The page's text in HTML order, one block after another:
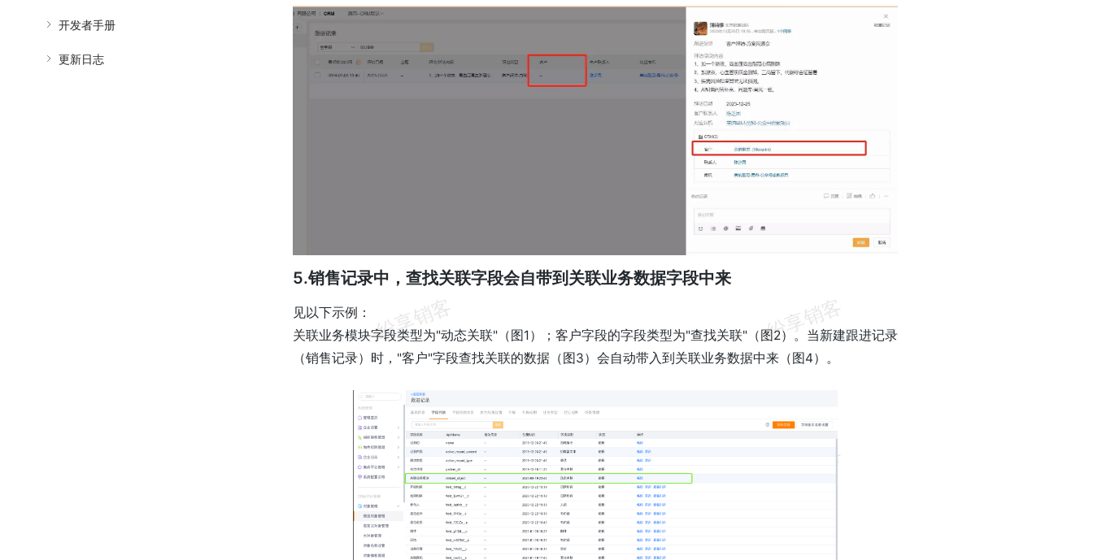
开发者手册
更新日志
5.销售记录中，查找关联字段会自带到关联业务数据字段中来
见以下示例：
关联业务模块字段类型为"动态关联"（图1）；客户字段的字段类型为"查找关联"（图2）。当新建跟进记录
（销售记录）时，"客户"字段查找关联的数据（图3）会自动带入到关联业务数据中来（图4）。